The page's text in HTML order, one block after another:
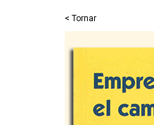
< Tornar